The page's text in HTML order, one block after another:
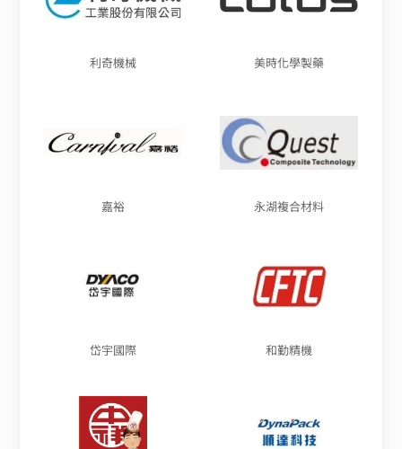
利奇機械 美時化學製藥
嘉裕 永湖複合材料
岱宇國際 和勤精機